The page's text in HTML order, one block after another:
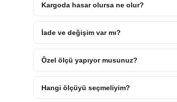
Kargoda hasar olursa ne olur?
İade ve değişim var mı?
Özel ölçü yapıyor musunuz?
Hangi ölçüyü seçmeliyim?